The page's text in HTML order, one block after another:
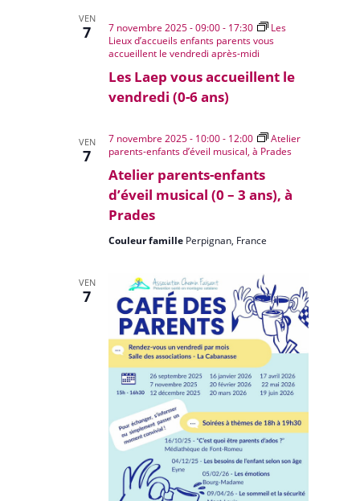
VEN
7
Les Laep vous accueillent le
vendredi (0-6 ans)
7 novembre 2025 - 09:00- 17:30
Les
Lieux d’accueils enfants parents vous
accueillent le vendredi après-midi
VEN
7
Atelier parents-enfants
d’éveil musical (0 – 3 ans), à
Prades
7 novembre 2025 - 10:00- 12:00
Atelier
parents-enfants d’éveil musical, à Prades
Couleur famille Perpignan, France
VEN
7